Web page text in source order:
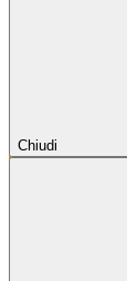
Chiudi